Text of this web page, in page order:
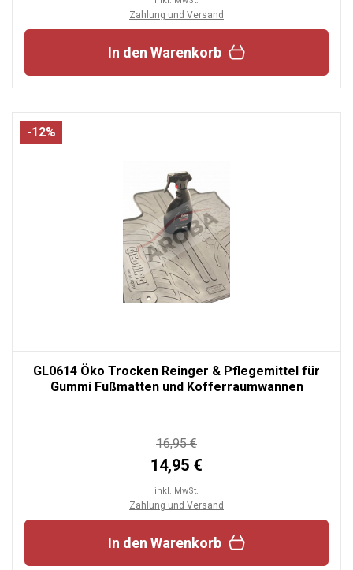
Zahlung und Versand
In den Warenkorb
-12%
GL0614 Öko Trocken Reinger & Pflegemittel für
Gummi Fußmatten und Kofferraumwannen
16,95 €
14,95 €
inkl. MwSt.
Zahlung und Versand
In den Warenkorb